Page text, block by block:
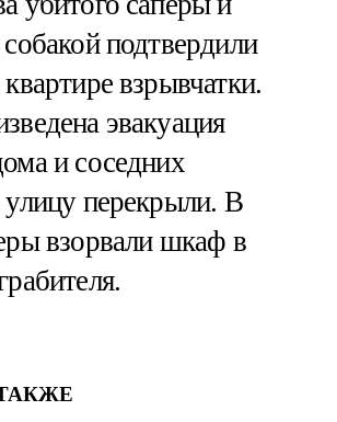
подтвердили
взрывчатки.
эвакуация
и соседних
улицу перекрыли. В
взорвали шкаф в